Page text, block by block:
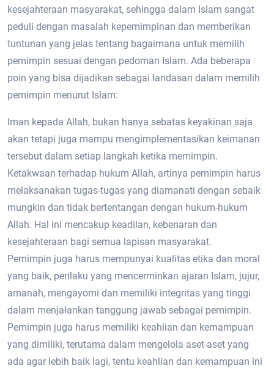
kesejahteraan masyarakat, sehingga dalam Islam sangat
peduli dengan masalah kepemimpinan dan memberikan
tuntunan yang jelas tentang bagaimana untuk memilih
pemimpin sesuai dengan pedoman Islam. Ada beberapa
poin yang bisa dijadikan sebagai landasan dalam memilih
pemimpin menurut Islam:
Iman kepada Allah, bukan hanya sebatas keyakinan saja
akan tetapi juga mampu mengimplementasikan keimanan
tersebut dalam setiap langkah ketika memimpin.
Ketakwaan terhadap hukum Allah, artinya pemimpin harus
melaksanakan tugas-tugas yang diamanati dengan sebaik
mungkin dan tidak bertentangan dengan hukum-hukum
Allah. Hal ini mencakup keadilan, kebenaran dan
kesejahteraan bagi semua lapisan masyarakat.
Pemimpin juga harus mempunyai kualitas etika dan moral
yang baik, perilaku yang mencerminkan ajaran Islam, jujur,
amanah, mengayomi dan memiliki integritas yang tinggi
dalam menjalankan tanggung jawab sebagai pemimpin.
Pemimpin juga harus memiliki keahlian dan kemampuan
yang dimiliki, terutama dalam mengelola aset-aset yang
ada agar lebih baik lagi, tentu keahlian dan kemampuan ini